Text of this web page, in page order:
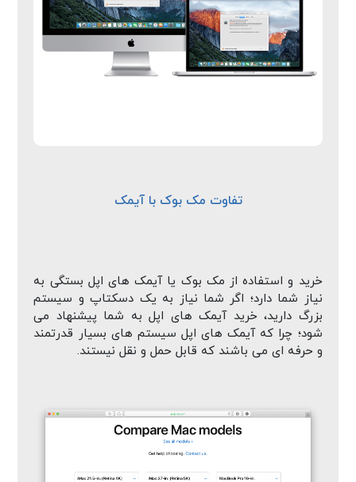
تفاوت مک بوک با آیمک
خرید و استفاده از مک بوک یا آیمک های اپل بستگی به
نیاز شما دارد؛ اگر شما نیاز به یک دسکتاپ و سیستم
بزرگ دارید، خرید آیمک های اپل به شما پیشنهاد می
شود؛ چرا که آیمک های اپل سیستم های بسیار قدرتمند
و حرفه ای می باشند که قابل حمل و نقل نیستند.